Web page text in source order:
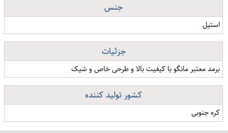
جنس
استیل
جزئیات
برمد معتبر مانگو با کیفیت بالا و طرحی خاص و شیک
کشور تولید کننده
کره جنوبی